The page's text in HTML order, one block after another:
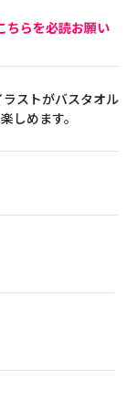
ちらを必読お願い
ストがバスタオル
しめます。